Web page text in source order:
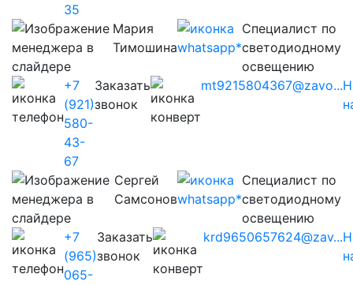
35
Мария
Тимошина
Cпециалист по
светодиодному
освещению
+7
(921)
580-
43-
67
Заказать
звонок
mt9215804367@zavo...
Сергей
Самсонов
Cпециалист по
светодиодному
освещению
+7
(965)
065-
Заказать
звонок
krd9650657624@zav...